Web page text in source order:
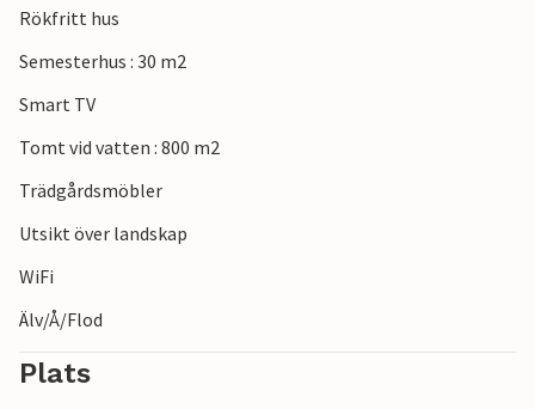
Rökfritt hus
Semesterhus : 30 m2
Smart TV
Tomt vid vatten : 800 m2
Trädgårdsmöbler
Utsikt över landskap
WiFi
Älv/Å/Flod
Plats